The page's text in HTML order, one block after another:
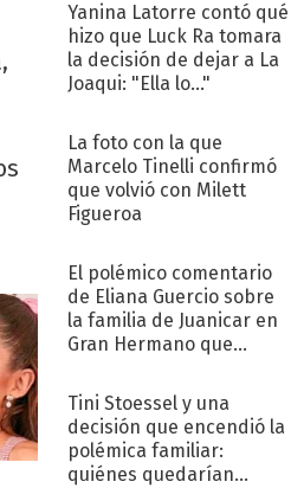
Yanina Latorre contó qué
hizo que Luck Ra tomara
la decisión de dejar a La
Joaqui: "Ella lo..."
La foto con la que
Marcelo Tinelli confirmó
que volvió con Milett
Figueroa
El polémico comentario
de Eliana Guercio sobre
la familia de Juanicar en
Gran Hermano que
Tini Stoessel y una
decisión que encendió la
polémica familiar:
quiénes quedarían